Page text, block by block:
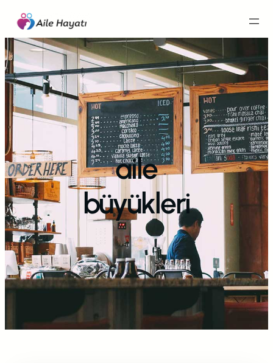
İçeriğe
geç
aile
büyükleri